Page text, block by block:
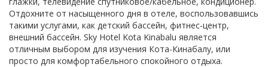
Отдохните от насыщенного дня в отеле, воспользовавшись
такими услугами, как детский бассейн, фитнес-центр,
внешний бассейн. Sky Hotel Kota Kinabalu является
отличным выбором для изучения Кота-Кинабалу, или
просто для комфортабельного спокойного отдыха.